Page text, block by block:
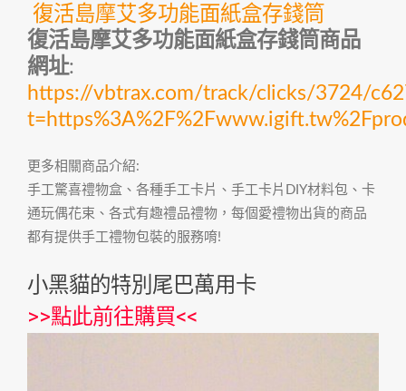
復活島摩艾多功能面紙盒存錢筒
復活島摩艾多功能面紙盒存錢筒商品
網址:
https://vbtrax.com/track/clicks/3724/
更多相關商品介紹:
手工驚喜禮物盒、各種手工卡片、手工卡片DIY材料包、卡
通玩偶花束、各式有趣禮品禮物，每個愛禮物出貨的商品
都有提供手工禮物包裝的服務唷!
小黑貓的特別尾巴萬用卡
>>點此前往購買<<